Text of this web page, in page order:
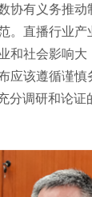
协有义务推
。直播行业产
和社会影响大
应该遵循谨
分调研和论证